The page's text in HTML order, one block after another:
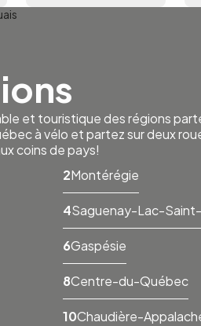
et touristique des régions
à vélo et partez sur deux
coins de pays!
Montérégie
Saguenay-Lac-
Gaspésie
Centre-du-Québec
Chaudière-